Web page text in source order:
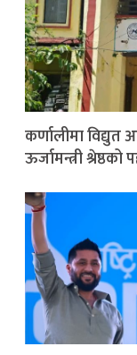
कर्णालीमा विद्युत
ऊर्जामन्त्री